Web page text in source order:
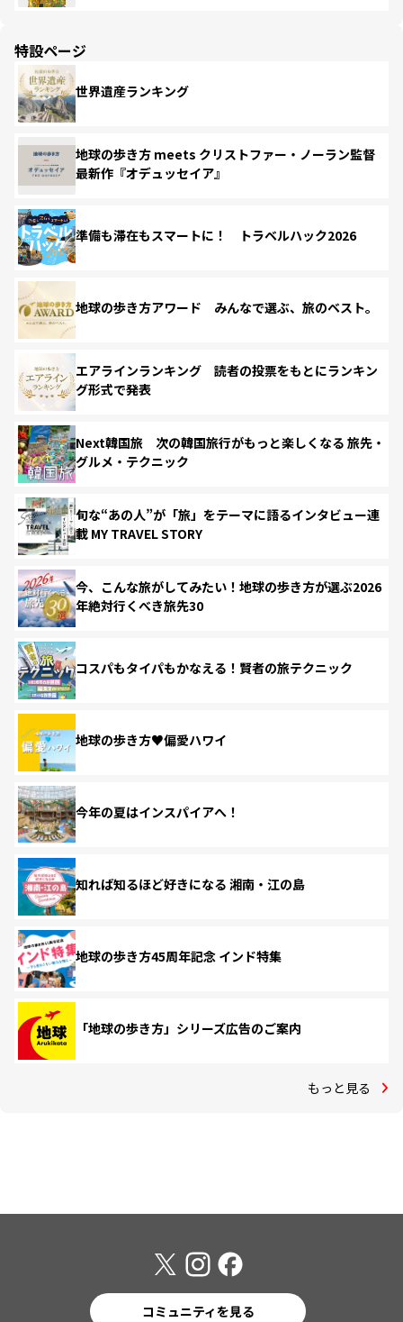
特設ページ
世界遺産ランキング
地球の歩き方 meets クリストファー・ノーラン監督
最新作『オデュッセイア』
準備も滞在もスマートに！ トラベルハック2026
地球の歩き方アワード みんなで選ぶ、旅のベスト。
エアラインランキング 読者の投票をもとにランキン
グ形式で発表
Next韓国旅 次の韓国旅行がもっと楽しくなる 旅先・
グルメ・テクニック
旬な“あの人”が「旅」をテーマに語るインタビュー連
載 MY TRAVEL STORY
今、こんな旅がしてみたい！地球の歩き方が選ぶ2026
年絶対行くべき旅先30
コスパもタイパもかなえる！賢者の旅テクニック
地球の歩き方♥偏愛ハワイ
今年の夏はインスパイアへ！
知れば知るほど好きになる 湘南・江の島
地球の歩き方45周年記念 インド特集
「地球の歩き方」シリーズ広告のご案内
もっと見る
コミュニティを見る